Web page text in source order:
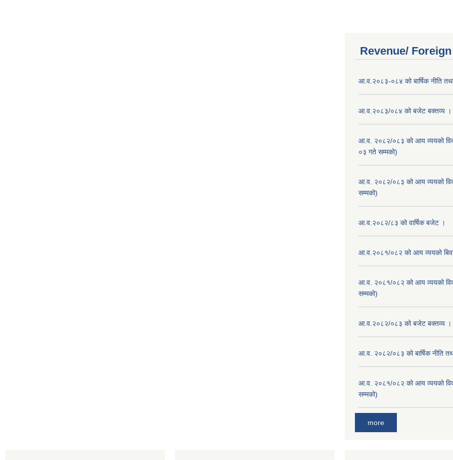
Revenue/
आ.व.२०८३-०८४ को बार्षिक नीति
आ.व.२०८३/०८४ को बजेट बक्तव्य ।
आ.व. २०८२/०८३ को आय व्ययको
०३ गते सम्मको)
आ.व. २०८२/०८३ को आय व्ययको
सम्मको)
आ.व.२०८२/८३ को वार्षिक बजेट ।
आ.व.२०८१/०८२ को आय व्ययको
आ.व. २०८१/०८२ को आय व्ययको
सम्मको)
आ.व.२०८२/०८३ को बजेट बक्तव्य ।
आ.व. २०८२/०८३ को बार्षिक नीति
आ.व. २०८१/०८२ को आय व्ययको
सम्मको)
more